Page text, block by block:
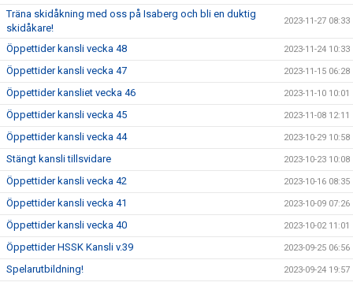
Träna skidåkning med oss på Isaberg och bli en duktig
skidåkare!
2023-11-27 08:33
Öppettider kansli vecka 48 2023-11-24 10:33
Öppettider kansli vecka 47 2023-11-15 06:28
Öppettider kansliet vecka 46 2023-11-10 10:01
Öppettider kansli vecka 45 2023-11-08 12:11
Öppettider kansli vecka 44 2023-10-29 10:58
Stängt kansli tillsvidare 2023-10-23 10:08
Öppettider kansli vecka 42 2023-10-16 08:35
Öppettider kansli vecka 41 2023-10-09 07:26
Öppettider kansli vecka 40 2023-10-02 11:01
Öppettider HSSK Kansli v.39 2023-09-25 06:56
Spelarutbildning! 2023-09-24 19:57